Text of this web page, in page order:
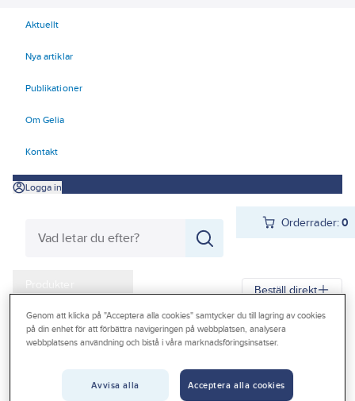
Aktuellt
Nya artiklar
Publikationer
Om Gelia
Kontakt
Logga in
Orderrader:0
Produkter
Kampanjer
Outlet
Beställ direkt
Gelia Produkter Gelia El Förlänga & förgrena
Skarvsladd
Genom att klicka på "Acceptera alla cookies" samtycker du till lagring av cookies
på din enhet för att förbättra navigeringen på webbplatsen, analysera
webbplatsens användning och bistå i våra marknadsföringsinsatser.
Avvisa alla Acceptera alla cookies